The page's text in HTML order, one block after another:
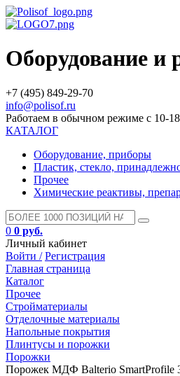
Оборудование и
+7 (495) 849-29-70
info@polisof.ru
Работаем в обычном режиме с 10-
КАТАЛОГ
Оборудование, приборы
Пластик, стекло,
Прочее
Химические реактивы,
0 0 руб.
Личный кабинет
Войти / Регистрация
Главная страница
Каталог
Прочее
Стройматериалы
Отделочные материалы
Напольные покрытия
Плинтусы и порожки
Порожки
Порожек МДФ Balterio SmartProfile